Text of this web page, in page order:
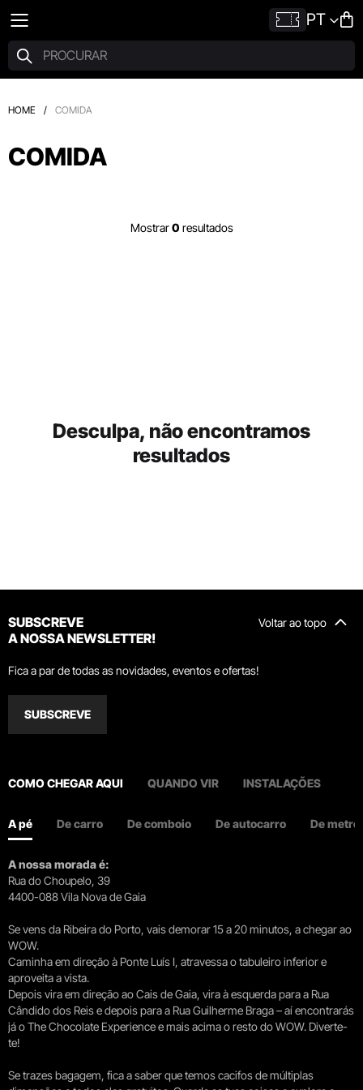
PT
HOME / COMIDA
COMIDA
Mostrar0 resultados
Desculpa, não encontramos
resultados
Voltar ao topo
SUBSCREVE
A NOSSA NEWSLETTER!
Fica a par de todas as novidades, eventos e ofertas!
SUBSCREVE
COMO CHEGAR AQUI QUANDO VIR INSTALAÇÕES
A pé De carro De comboio De autocarro De metro
A nossa morada é:
Rua do Choupelo, 39
4400-088 Vila Nova de Gaia
Se vens da Ribeira do Porto, vais demorar 15 a 20 minutos, a chegar ao
WOW.
Caminha em direção à Ponte Luís I, atravessa o tabuleiro inferior e
aproveita a vista.
Depois vira em direção ao Cais de Gaia, vira à esquerda para a Rua
Cândido dos Reis e depois para a Rua Guilherme Braga – aí encontrarás
já o The Chocolate Experience e mais acima o resto do WOW. Diverte-
te!
Se trazes bagagem, fica a saber que temos cacifos de múltiplas